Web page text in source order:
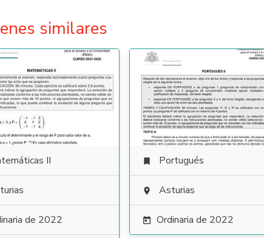
similares
II
de 2022
 Portugués
 Asturias
 Ordinaria de 2022